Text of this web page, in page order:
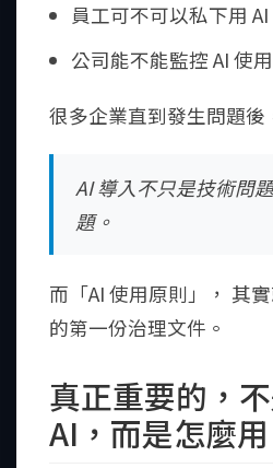
員工可不可以私下用 AI
公司能不能監控 AI 使
很多企業直到發生問題後
AI 導入不只是技術問
題。
而「AI 使用原則」， 其
的第一份治理文件。
真正重要的，
AI，而是怎麼用